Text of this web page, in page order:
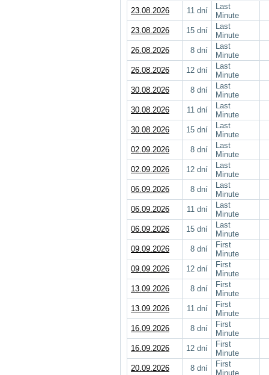
23.08.2026 11 dní
Last
Minute
23.08.2026
15 dní
Last
Minute
26.08.2026
8 dní
Last
Minute
26.08.2026
12 dní
Last
Minute
30.08.2026
8 dní
Last
Minute
30.08.2026
11 dní
Last
Minute
30.08.2026
15 dní
Last
Minute
02.09.2026
8 dní
Last
Minute
02.09.2026
12 dní
Last
Minute
06.09.2026
8 dní
Last
Minute
06.09.2026
11 dní
Last
Minute
06.09.2026
15 dní
Last
Minute
09.09.2026
8 dní
First
Minute
09.09.2026
12 dní
First
Minute
13.09.2026
8 dní
First
Minute
13.09.2026
11 dní
First
Minute
16.09.2026
8 dní
First
Minute
16.09.2026
12 dní
First
Minute
20.09.2026
8 dní
First
Minute